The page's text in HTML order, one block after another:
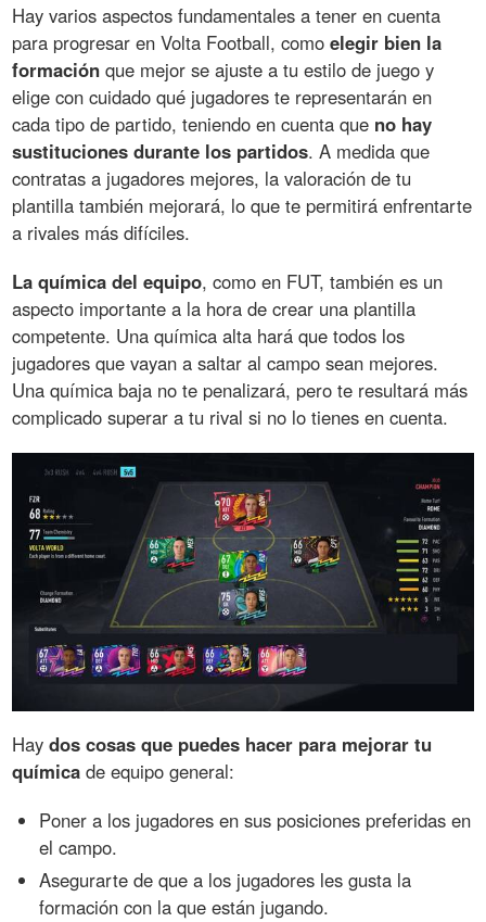
Hay varios aspectos fundamentales a tener en cuenta
para progresar en Volta Football, comoelegir bien la
formación que mejor se ajuste a tu estilo de juego y
elige con cuidado qué jugadores te representarán en
cada tipo de partido, teniendo en cuenta que no hay
sustituciones durante los partidos. A medida que
contratas a jugadores mejores, la valoración de tu
plantilla también mejorará, lo que te permitirá enfrentarte
a rivales más difíciles.
La química del equipo, como en FUT, también es un
aspecto importante a la hora de crear una plantilla
competente. Una química alta hará que todos los
jugadores que vayan a saltar al campo sean mejores.
Una química baja no te penalizará, pero te resultará más
complicado superar a tu rival si no lo tienes en cuenta.
Haydos cosas que puedes hacer para mejorar tu
química de equipo general:
Poner a los jugadores en sus posiciones preferidas en
el campo.
Asegurarte de que a los jugadores les gusta la
formación con la que están jugando.